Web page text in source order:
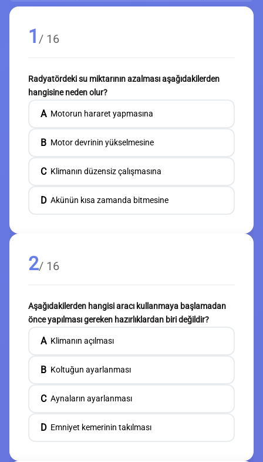
1 / 16
Radyatördeki su miktarının azalması aşağıdakilerden
hangisine neden olur?
A Motorun hararet yapmasına
B Motor devrinin yükselmesine
C Klimanın düzensiz çalışmasına
D Akünün kısa zamanda bitmesine
2/ 16
Aşağıdakilerden hangisi aracı kullanmaya başlamadan
önce yapılması gereken hazırlıklardan biri değildir?
A Klimanın açılması
B Koltuğun ayarlanması
C Aynaların ayarlanması
D Emniyet kemerinin takılması